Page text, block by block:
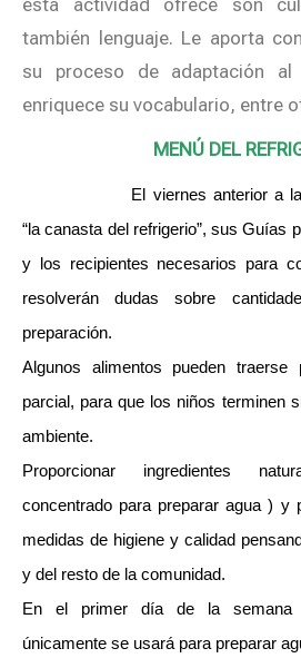
esta actividad ofrece son
también lenguaje. Le aporta
su proceso de adaptación
enriquece su vocabulario, entre
MENÚ DEL
El viernes anterior a
“la canasta del refrigerio”, sus Guías
y los recipientes necesarios para
resolverán dudas sobre
preparación.
Algunos alimentos pueden traerse
parcial, para que los niños terminen
ambiente.
Proporcionar ingredientes
concentrado para preparar agua ) y
medidas de higiene y calidad
y del resto de la comunidad.
En el primer día de la semana
únicamente se usará para preparar